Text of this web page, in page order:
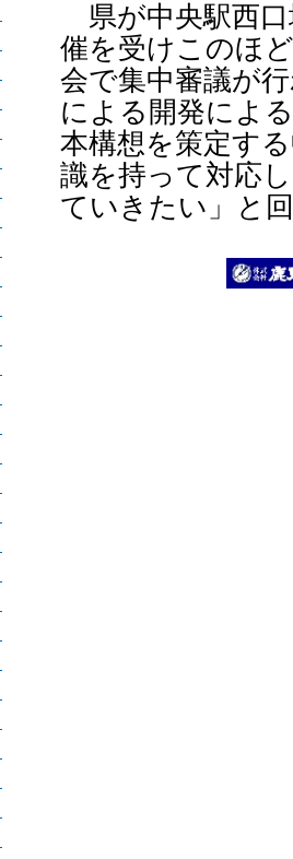
県が中央駅西口
催を受けこのほ
会で集中審議が
による開発によ
本構想を策定す
識を持って対応
ていきたい」と